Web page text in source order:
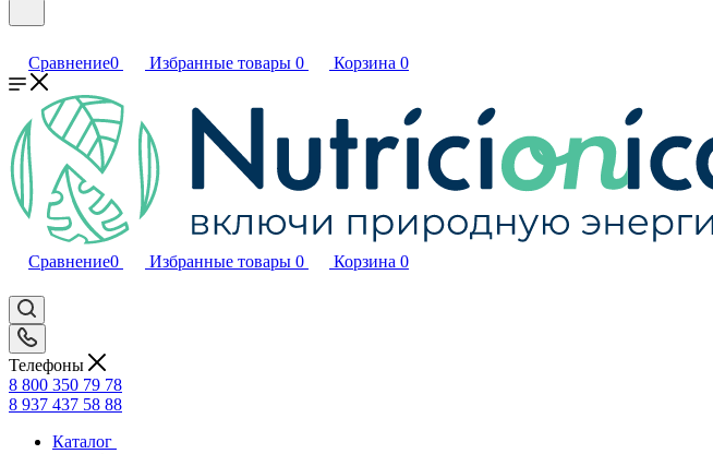
Сравнение0 Избранные товары 0 Корзина 0
Сравнение0 Избранные товары 0 Корзина 0
Телефоны
8 800 350 79 78
8 937 437 58 88
Каталог